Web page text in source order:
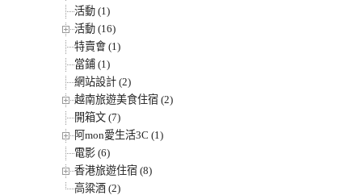
活動 (1)
活動 (16)
特賣會 (1)
當鋪 (1)
網站設計 (2)
越南旅遊美食住宿 (2)
開箱文 (7)
阿mon愛生活3C (1)
電影 (6)
香港旅遊住宿 (8)
高粱酒 (2)